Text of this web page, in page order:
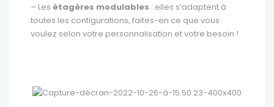
– Les étagères modulables : elles s’adaptent à
toutes les configurations, faites-en ce que vous
voulez selon votre personnalisation et votre besoin !